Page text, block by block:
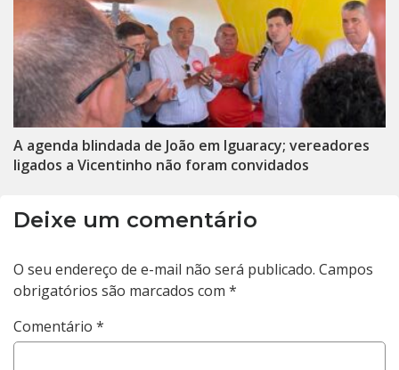
A agenda blindada de João em Iguaracy; vereadores
ligados a Vicentinho não foram convidados
Deixe um comentário
O seu endereço de e-mail não será publicado. Campos
obrigatórios são marcados com *
Comentário *